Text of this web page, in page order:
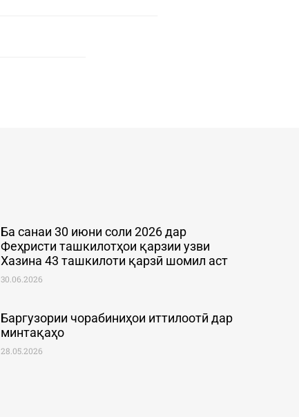
Ба санаи 30 июни соли 2026 дар
Феҳристи ташкилотҳои қарзии узви
Хазина 43 ташкилоти қарзӣ шомил аст
30.06.2026
Баргузории чорабиниҳои иттилоотӣ дар
минтақаҳо
28.05.2026